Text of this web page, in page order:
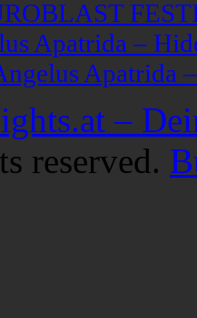
Apatrida –
Apatrida
–
reserved.